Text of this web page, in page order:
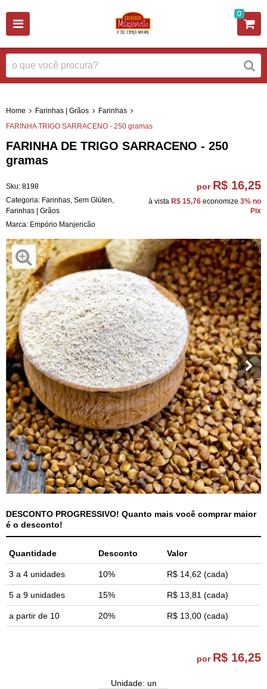
0
Home Farinhas | Grãos
Farinhas
FARINHA TRIGO SARRACENO - 250 gramas
FARINHA DE TRIGO SARRACENO - 250
gramas
Sku: 8198
Categoria: Farinhas Sem Glúten
Farinhas | Grãos
Marca: Empório Manjericão
por R$ 16,25
à vista R$ 15,76 economize 3% no
Pix
DESCONTO PROGRESSIVO! Quanto mais você comprar maior
é o desconto!
Quantidade Desconto Valor
3 a 4 unidades 10% R$ 14,62 (cada)
5 a 9 unidades 15% R$ 13,81 (cada)
a partir de 10 20% R$ 13,00 (cada)
por R$ 16,25
Unidade: un